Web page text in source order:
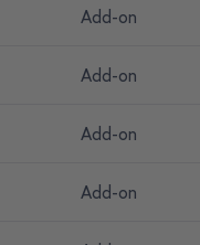
Add-on
Add-on
Add-on
Add-on